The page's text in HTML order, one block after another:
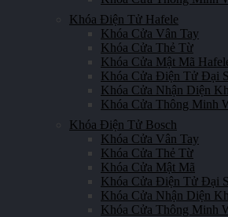
Khóa Điện Tử Hafele
Khóa Cửa Vân Tay
Khóa Cửa Thẻ Từ
Khóa Cửa Mật Mã
Khóa Cửa Điện Tử Đại
Khóa Cửa Nhận Diện
Khóa Cửa Thông Minh
Khóa Điện Tử Bosch
Khóa Cửa Vân Tay
Khóa Cửa Thẻ Từ
Khóa Cửa Mật Mã
Khóa Cửa Điện Tử Đại
Khóa Cửa Nhận Diện
Khóa Cửa Thông Minh